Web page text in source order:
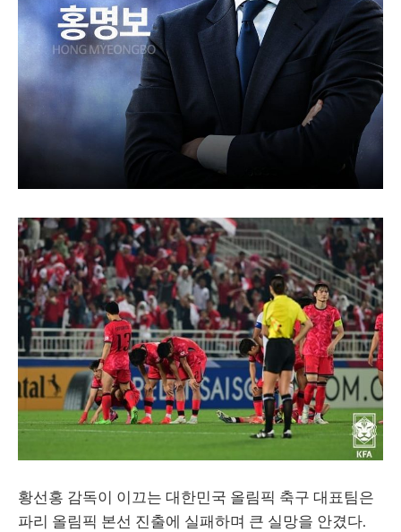
황선홍 감독이 이끄는 대한민국 올림픽 축구 대표팀은
파리 올림픽 본선 진출에 실패하며 큰 실망을 안겼다.